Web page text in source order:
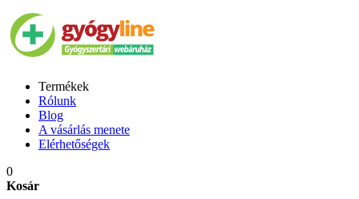
Termékek
Rólunk
Blog
A vásárlás menete
Elérhetőségek
0
Kosár